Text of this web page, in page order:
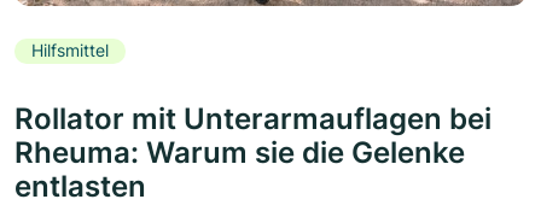
Hilfsmittel
Rollator mit Unterarmauflagen bei
Rheuma: Warum sie die Gelenke
entlasten